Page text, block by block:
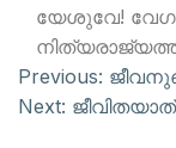
യേശുവേ!
Previous:
Next: